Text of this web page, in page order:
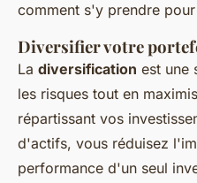
comment s'y prendre
Diversifier votre
La diversification est une
les risques tout en
répartissant vos
d'actifs, vous réduisez
performance d'un seul